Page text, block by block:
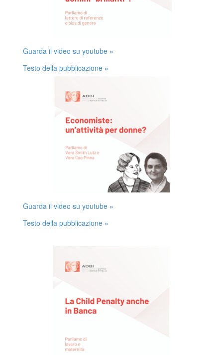
Guarda il video su youtube »
Testo della pubblicazione »
Guarda il video su youtube »
Testo della pubblicazione »